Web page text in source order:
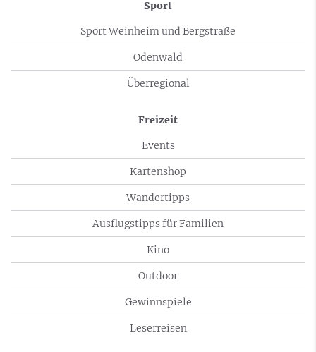
Sport
Sport Weinheim und Bergstraße
Odenwald
Überregional
Freizeit
Events
Kartenshop
Wandertipps
Ausflugstipps für Familien
Kino
Outdoor
Gewinnspiele
Leserreisen